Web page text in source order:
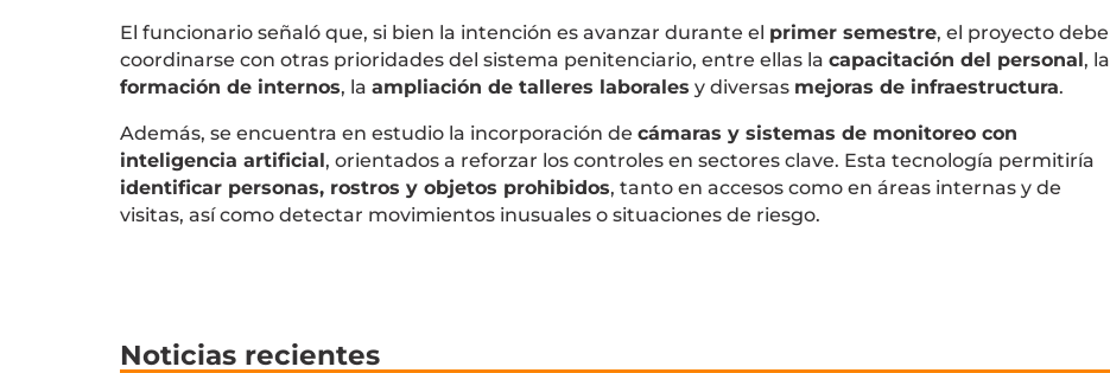
El funcionario señaló que, si bien la intención es avanzar durante el primer semestre, el proyecto debe
coordinarse con otras prioridades del sistema penitenciario, entre ellas la capacitación del personal, la
formación de internos, la ampliación de talleres laborales y diversas mejoras de infraestructura.
Además, se encuentra en estudio la incorporación de cámaras y sistemas de monitoreo con
inteligencia artificial, orientados a reforzar los controles en sectores clave. Esta tecnología permitiría
identificar personas, rostros y objetos prohibidos, tanto en accesos como en áreas internas y de
visitas, así como detectar movimientos inusuales o situaciones de riesgo.
Noticias recientes